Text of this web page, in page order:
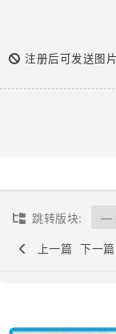
注册后可发送图片
跳转版块:
上一篇 下一篇